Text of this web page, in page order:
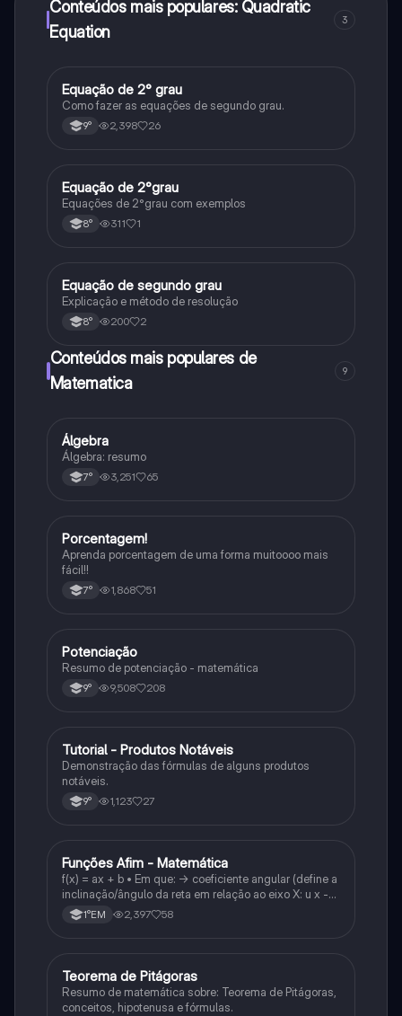
Conteúdos mais populares: Quadratic
Equation
3
Matematica
Equação de 2° grau
Como fazer as equações de segundo grau.
9° 2,398 26
Matematica
Equação de 2°grau
Equações de 2°grau com exemplos
8° 311 1
Matematica
Equação de segundo grau
Explicação e método de resolução
8° 200 2
Conteúdos mais populares de
Matematica
9
Matematica
Álgebra
Álgebra: resumo
7° 3,251 65
Matematica
Porcentagem!
Aprenda porcentagem de uma forma muitoooo mais
fácil!!
7° 1,868 51
Matematica
Potenciação
Resumo de potenciação - matemática
9° 9,508 208
Matematica
Tutorial - Produtos Notáveis
Demonstração das fórmulas de alguns produtos
notáveis.
9° 1,123 27
Matematica
Funções Afim - Matemática
f(x) = ax + b • Em que: -> coeficiente angular (define a
inclinação/ângulo da reta em relação ao eixo X: u x -
variável: a b → coeficiente linear (valor que corta o
eixo y).
1°EM 2,397 58
Matematica
Teorema de Pitágoras
Resumo de matemática sobre: Teorema de Pitágoras,
conceitos, hipotenusa e fórmulas.